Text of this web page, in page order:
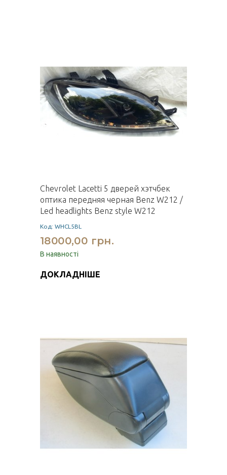
Chevrolet Lacetti 5 дверей хэтчбек
оптика передняя черная Benz W212 /
Led headlights Benz style W212
Код: WHCL5BL
18000,00 грн.
В наявності
ДОКЛАДНІШЕ